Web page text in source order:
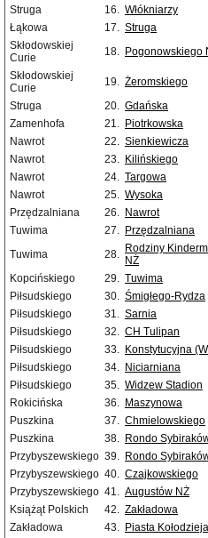
Struga 16. Włókniarzy
Łąkowa
17. Struga
Skłodowskiej
Curie
18. Pogonowskiego
Skłodowskiej
Curie
19. Żeromskiego
Struga 20. Gdańska
Zamenhofa
21. Piotrkowska
Nawrot
22. Sienkiewicza
Nawrot
23. Kilińskiego
Nawrot
24. Targowa
Nawrot
25. Wysoka
Przędzalniana
26. Nawrot
Tuwima
27. Przędzalniana
Tuwima
28. Rodziny
NŻ
Kopcińskiego 29. Tuwima
Piłsudskiego
30. Śmigłego-Rydza
Piłsudskiego
31. Sarnia
Piłsudskiego
32. CH Tulipan
Piłsudskiego
33. Konstytucyjna
Piłsudskiego
34. Niciarniana
Piłsudskiego
35. Widzew Stadion
Rokicińska
36. Maszynowa
Puszkina
37. Chmielowskiego
Puszkina
38. Rondo
Przybyszewskiego 39. Rondo
Przybyszewskiego 40. Czajkowskiego
Przybyszewskiego 41. Augustów NŻ
Książąt Polskich
42. Zakładowa
Zakładowa
43. Piasta Kołodzieja